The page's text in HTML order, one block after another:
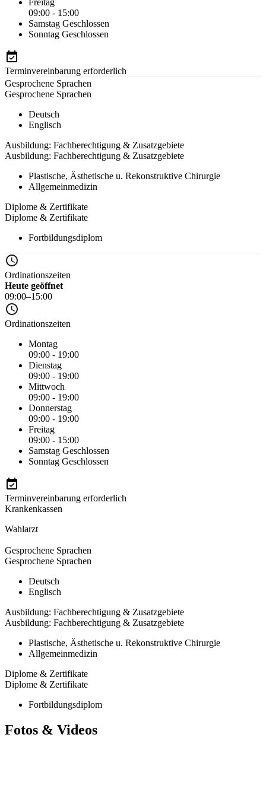
09:00 - 15:00
Samstag Geschlossen
Sonntag Geschlossen
Terminvereinbarung erforderlich
Gesprochene Sprachen
Gesprochene Sprachen
Deutsch
Englisch
Ausbildung: Fachberechtigung & Zusatzgebiete
Ausbildung: Fachberechtigung & Zusatzgebiete
Plastische, Ästhetische u. Rekonstruktive Chirurgie
Allgemeinmedizin
Diplome & Zertifikate
Diplome & Zertifikate
Fortbildungsdiplom
Ordinationszeiten
Heute geöffnet
09:00–15:00
Ordinationszeiten
Montag
09:00 - 19:00
Dienstag
09:00 - 19:00
Mittwoch
09:00 - 19:00
Donnerstag
09:00 - 19:00
Freitag
09:00 - 15:00
Samstag Geschlossen
Sonntag Geschlossen
Terminvereinbarung erforderlich
Krankenkassen
Wahlarzt
Gesprochene Sprachen
Gesprochene Sprachen
Deutsch
Englisch
Ausbildung: Fachberechtigung & Zusatzgebiete
Ausbildung: Fachberechtigung & Zusatzgebiete
Plastische, Ästhetische u. Rekonstruktive Chirurgie
Allgemeinmedizin
Diplome & Zertifikate
Diplome & Zertifikate
Fortbildungsdiplom
Fotos & Videos